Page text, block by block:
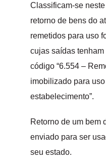
Classificam-se
retorno de bens do
remetidos para uso
cujas saídas
código “6.554 –
imobilizado para
estabelecimento”.
Retorno de um bem
enviado para ser
seu estado.